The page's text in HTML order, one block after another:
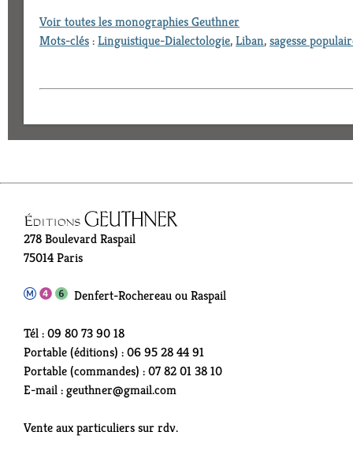
Voir toutes les monographies Geuthner
Mots-clés:Linguistique-Dialectologie,Liban,sagesse
278 Boulevard Raspail
75014 Paris
Denfert-Rochereau ou Raspail
Tél : 09 80 73 90 18
Portable (éditions) : 06 95 28 44 91
Portable (commandes) : 07 82 01 38 10
E-mail : geuthner@gmail.com
Vente aux particuliers sur rdv.